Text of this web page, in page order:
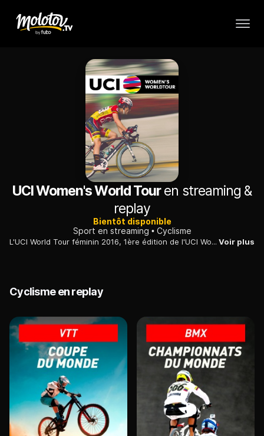
UCI Women's World Touren streaming &
replay
Bientôt disponible
Sport en streaming
Cyclisme
L'UCI World Tour féminin 2016, 1ère édition de l'UCI World Tour féminin, est une compétition de cyclisme. Voir plus
Cyclisme en replay